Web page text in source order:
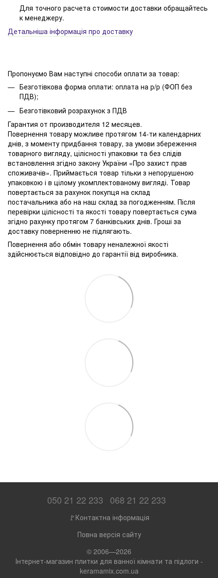
Для точного расчета стоимости доставки обращайтесь
к менеджеру.
Детальніша інформація про доставку
Пропонуємо Вам наступні способи оплати за товар:
Безготівкова форма оплати: оплата на р/р (ФОП без
ПДВ);
Безготівковий розрахунок з ПДВ
Гарантия от производителя 12 месяцев.
Повернення товару можливе протягом 14-ти календарних
днів, з моменту придбання товару, за умови збереження
товарного вигляду, цілісності упаковки та без слідів
встановлення згідно закону України «Про захист прав
споживачів». Приймається товар тільки з непорушеною
упаковкою і в цілому укомплектованому вигляді. Товар
повертається за рахунок покупця на склад
постачальника або на наш склад за погодженням. Після
перевірки цілісності та якості товару повертається сума
згідно рахунку протягом 7 банківських днів. Гроші за
доставку поверненню не підлягають.
Повернення або обмін товару неналежної якості
здійснюється відповідно до гарантії від виробника.
050 21 22 233 068 21 22 233
🚩Контактна інформація
Повна версія сайту
© 2006—2026
Інтернет-магазин плитки для ванної кімнати та підлоги -
keramamix.com.ua